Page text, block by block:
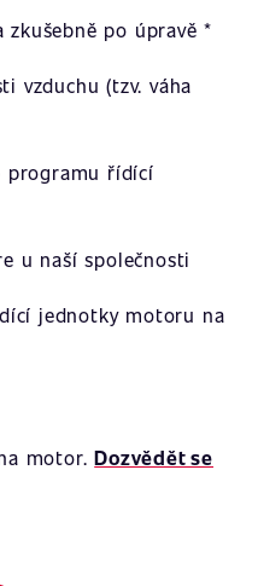
po úpravě *
vzduchu (tzv. váha
programu řídící
u naší společnosti
jednotky motoru na
motor.Dozvědět se